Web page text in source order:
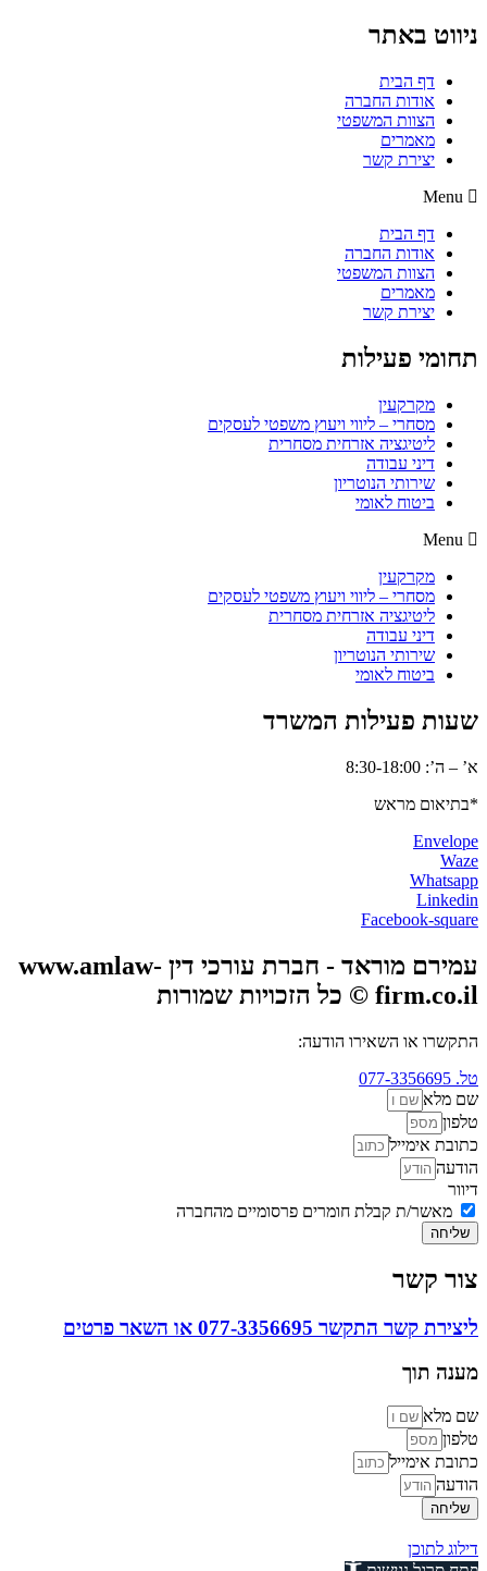
ניווט באתר
דף הבית
אודות החברה
הצוות המשפטי
מאמרים
יצירת קשר
Menu
דף הבית
אודות החברה
הצוות המשפטי
מאמרים
יצירת קשר
תחומי פעילות
מקרקעין
מסחרי – ליווי ויעוץ משפטי לעסקים
ליטיגציה אזרחית מסחרית
דיני עבודה
שירותי הנוטריון
ביטוח לאומי
Menu
מקרקעין
מסחרי – ליווי ויעוץ משפטי לעסקים
ליטיגציה אזרחית מסחרית
דיני עבודה
שירותי הנוטריון
ביטוח לאומי
שעות פעילות המשרד
א’ – ה’: 8:30-18:00
*בתיאום מראש
Envelope
Waze
Whatsapp
Linkedin
Facebook-square
עמירם מוראד - חברת עורכי דין www.amlaw-
firm.co.il © כל הזכויות שמורות
התקשרו או השאירו הודעה:
טל. 077-3356695
שם מלא
טלפון
כתובת אימייל
הודעה
דיוור
מאשר/ת קבלת חומרים פרסומיים מהחברה
שליחה
צור קשר
ליצירת קשר התקשר 077-3356695 או השאר פרטים
מענה תוך
שם מלא
טלפון
כתובת אימייל
הודעה
שליחה
דילוג לתוכן